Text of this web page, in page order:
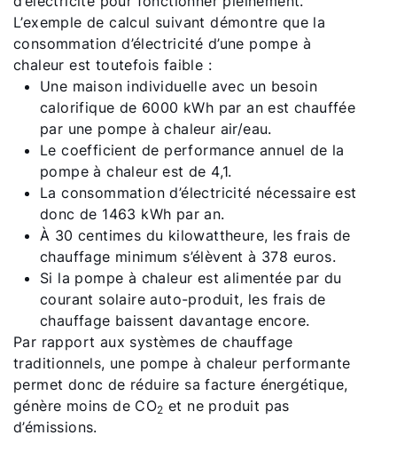
L’exemple de calcul suivant démontre que la
consommation d’électricité d’une pompe à
chaleur est toutefois faible :
Une maison individuelle avec un besoin
calorifique de 6000 kWh par an est chauffée
par une pompe à chaleur air/eau.
Le coefficient de performance annuel de la
pompe à chaleur est de 4,1.
La consommation d’électricité nécessaire est
donc de 1463 kWh par an.
À 30 centimes du kilowattheure, les frais de
chauffage minimum s’élèvent à 378 euros.
Si la pompe à chaleur est alimentée par du
courant solaire auto-produit, les frais de
chauffage baissent davantage encore.
Par rapport aux systèmes de chauffage
traditionnels, une pompe à chaleur performante
permet donc de réduire sa facture énergétique,
génère moins de CO2 et ne produit pas
d’émissions.